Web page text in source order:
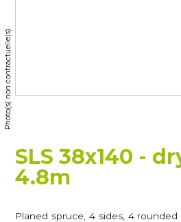
Photo(s) non contractuelle(s)
SLS 38x140 -
4.8m
Planed spruce, 4 sides, 4 rounded